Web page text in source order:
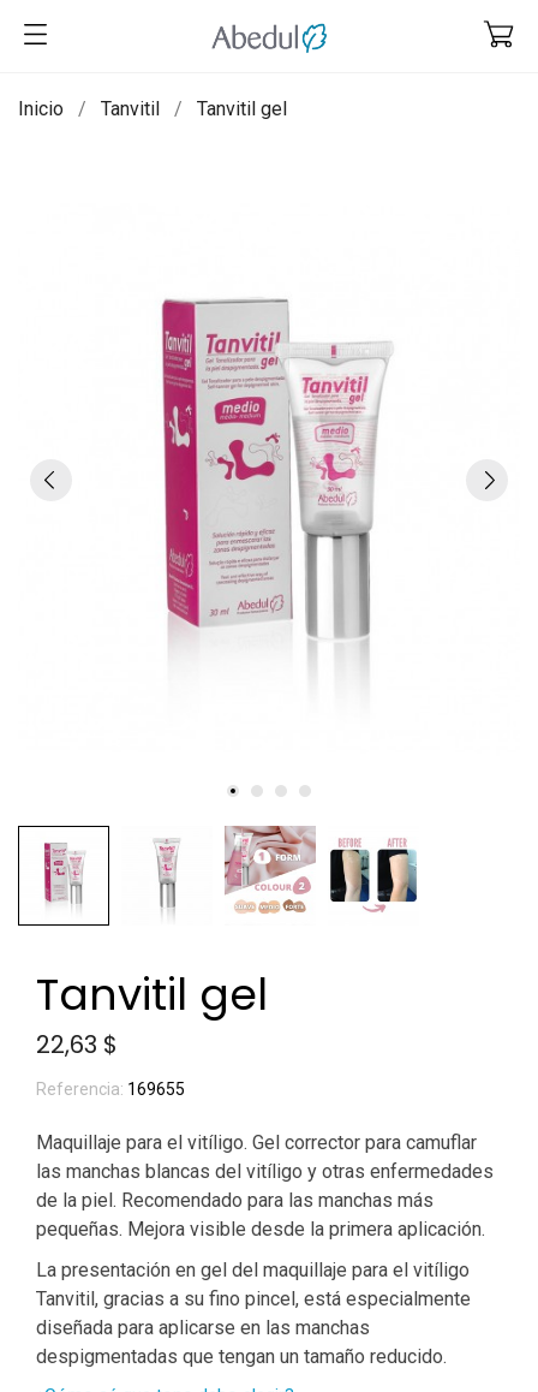
Inicio Tanvitil Tanvitil gel
Tanvitil gel
22,63 $
Referencia: 169655
Maquillaje para el vitíligo. Gel corrector para camuflar
las manchas blancas del vitíligo y otras enfermedades
de la piel. Recomendado para las manchas más
pequeñas. Mejora visible desde la primera aplicación.
La presentación en gel del maquillaje para el vitíligo
Tanvitil, gracias a su fino pincel, está especialmente
diseñada para aplicarse en las manchas
despigmentadas que tengan un tamaño reducido.